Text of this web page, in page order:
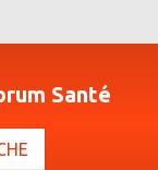
Santé